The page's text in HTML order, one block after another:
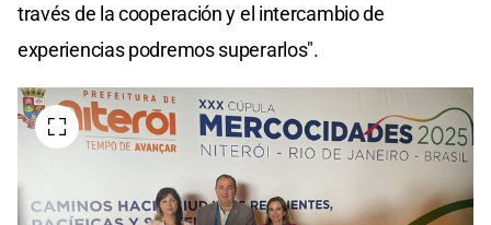
través de la cooperación y el intercambio de
experiencias podremos superarlos".